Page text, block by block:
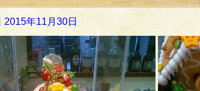
2015年11月30日